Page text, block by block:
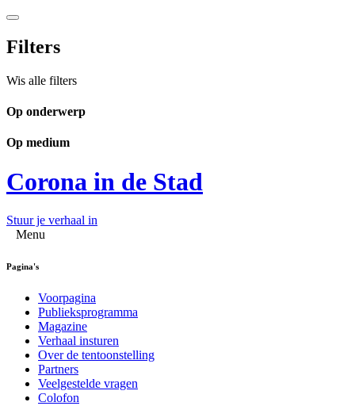
Filters
Wis alle filters
Op onderwerp
Op medium
Corona in de Stad
Stuur je verhaal in
Menu
Pagina's
Voorpagina
Publieksprogramma
Magazine
Verhaal insturen
Over de tentoonstelling
Partners
Veelgestelde vragen
Colofon